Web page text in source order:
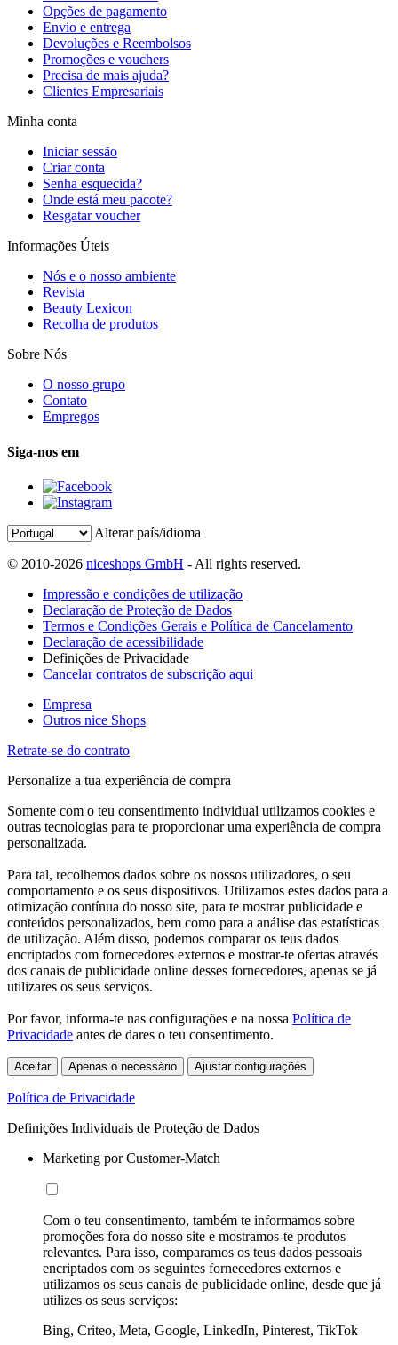
Opções de pagamento
Envio e entrega
Devoluções e Reembolsos
Promoções e vouchers
Precisa de mais ajuda?
Clientes Empresariais
Minha conta
Iniciar sessão
Criar conta
Senha esquecida?
Onde está meu pacote?
Resgatar voucher
Informações Úteis
Nós e o nosso ambiente
Revista
Beauty Lexicon
Recolha de produtos
Sobre Nós
O nosso grupo
Contato
Empregos
Siga-nos em
Alterar país/idioma
© 2010-2026 niceshops GmbH - All rights reserved.
Impressão e condições de utilização
Declaração de Proteção de Dados
Termos e Condições Gerais e Política de Cancelamento
Declaração de acessibilidade
Definições de Privacidade
Cancelar contratos de subscrição aqui
Empresa
Outros nice Shops
Retrate-se do contrato
Personalize a tua experiência de compra
Somente com o teu consentimento individual utilizamos cookies e
outras tecnologias para te proporcionar uma experiência de compra
personalizada.
Para tal, recolhemos dados sobre os nossos utilizadores, o seu
comportamento e os seus dispositivos. Utilizamos estes dados para a
otimização contínua do nosso site, para te mostrar publicidade e
conteúdos personalizados, bem como para a análise das estatísticas
de utilização. Além disso, podemos comparar os teus dados
encriptados com fornecedores externos e mostrar-te ofertas através
dos canais de publicidade online desses fornecedores, apenas se já
utilizares os seus serviços.
Por favor, informa-te nas configurações e na nossa Política de
Privacidade antes de dares o teu consentimento.
Aceitar Apenas o necessário Ajustar configurações
Política de Privacidade
Definições Individuais de Proteção de Dados
Marketing por Customer-Match
Com o teu consentimento, também te informamos sobre
promoções fora do nosso site e mostramos-te produtos
relevantes. Para isso, comparamos os teus dados pessoais
encriptados com os seguintes fornecedores externos e
utilizamos os seus canais de publicidade online, desde que já
utilizes os seus serviços:
Bing, Criteo, Meta, Google, LinkedIn, Pinterest, TikTok